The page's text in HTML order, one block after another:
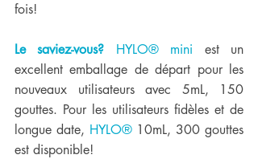
fois!
Le saviez-vous? HYLO® mini est un
excellent emballage de départ pour les
nouveaux utilisateurs avec 5mL, 150
gouttes. Pour les utilisateurs fidèles et de
longue date, HYLO® 10mL, 300 gouttes
est disponible!